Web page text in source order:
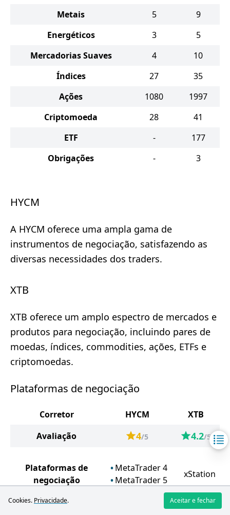
Metais
5
9
Energéticos
3
5
Mercadorias Suaves
4
10
Índices
27
35
Ações
1080
1997
Criptomoeda
28
41
ETF
-
177
Obrigações
- 3
HYCM
A HYCM oferece uma ampla gama de
instrumentos de negociação, satisfazendo as
diversas necessidades dos traders.
XTB
XTB oferece um amplo espectro de mercados e
produtos para negociação, incluindo pares de
moedas, índices, commodities, ações, ETFs e
criptomoedas.
Plataformas de negociação
Corretor HYCM
XTB
Avaliação
4/5 4.2/5
Plataformas de
negociação
MetaTrader 4
MetaTrader 5
xStation
Cookies. Privacidade. Aceitar e fechar